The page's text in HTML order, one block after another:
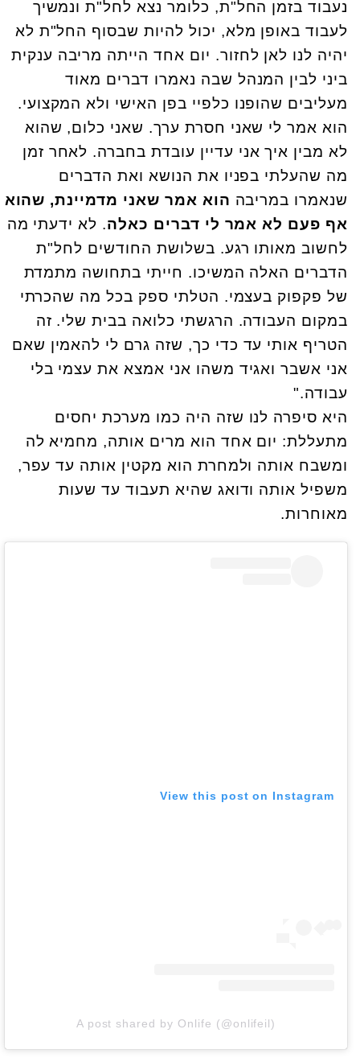
נעבוד בזמן החל"ת, כלומר נצא לחל"ת ונמשיך
לעבוד באופן מלא, יכול להיות שבסוף החל"ת לא
יהיה לנו לאן לחזור. יום אחד הייתה מריבה ענקית
ביני לבין המנהל שבה נאמרו דברים מאוד
מעליבים שהופנו כלפיי בפן האישי ולא המקצועי.
הוא אמר לי שאני חסרת ערך. שאני כלום, שהוא
לא מבין איך אני עדיין עובדת בחברה. לאחר זמן
מה שהעלתי בפניו את הנושא ואת הדברים
שנאמרו במריבה הוא אמר שאני מדמיינת, שהוא
אף פעם לא אמר לי דברים כאלה. לא ידעתי מה
לחשוב מאותו רגע. בשלושת החודשים לחל"ת
הדברים האלה המשיכו. חייתי בתחושה מתמדת
של פקפוק בעצמי. הטלתי ספק בכל מה שהכרתי
במקום העבודה. הרגשתי כלואה בבית שלי. זה
הטריף אותי עד כדי כך, שזה גרם לי להאמין שאם
אני אשבר ואגיד משהו אני אמצא את עצמי בלי
עבודה."
היא סיפרה לנו שזה היה כמו מערכת יחסים
מתעללת: יום אחד הוא מרים אותה, מחמיא לה
ומשבח אותה ולמחרת הוא מקטין אותה עד עפר,
משפיל אותה ודואג שהיא תעבוד עד שעות
מאוחרות.
View this post on Instagram
A post shared by Onlife (@onlifeil)